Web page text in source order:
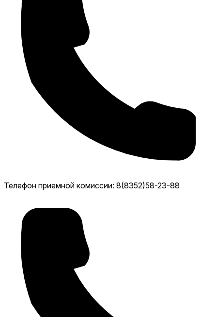
Телефон приемной комиссии: 8(8352)58-23-88